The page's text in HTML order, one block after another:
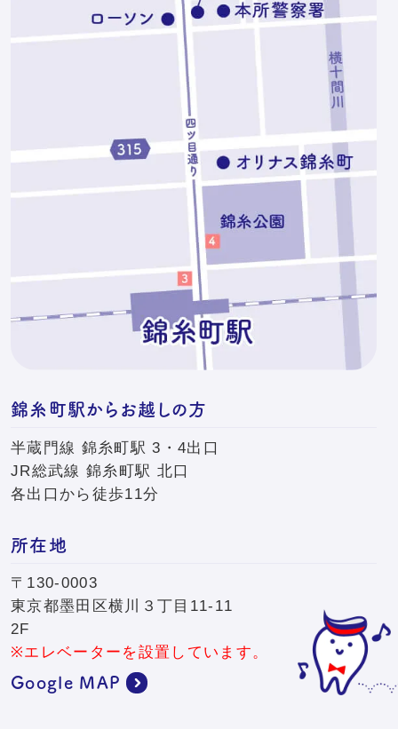
錦糸町駅からお越しの方
半蔵門線 錦糸町駅 3・4出口
JR総武線 錦糸町駅 北口
各出口から徒歩11分
所在地
〒130-0003
東京都墨田区横川３丁目11-11
2F
※エレベーターを設置しています。
Google MAP